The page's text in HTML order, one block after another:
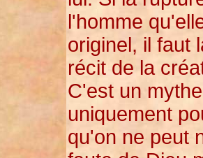
l'homme
originel, il faut
récit de la
C'est un
uniquement
qu'on ne peut